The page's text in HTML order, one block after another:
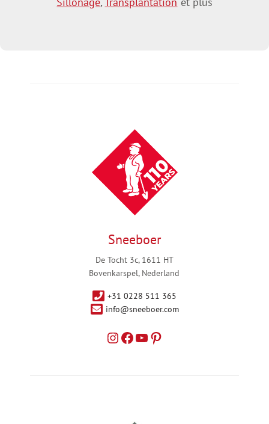
Sneeboer
De Tocht 3c, 1611 HT
Bovenkarspel, Nederland
+31 0228 511 365
info@sneeboer.com